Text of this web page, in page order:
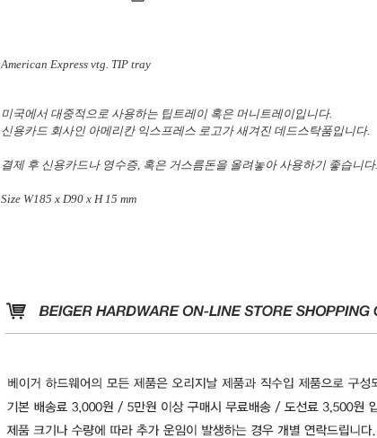
American Express vtg. TIP tray
미국에서 대중적으로 사용하는 팁트레이 혹은 머니트레이입니다.
신용카드 회사인 아메리칸 익스프레스 로고가 새겨진 데드스탁품입니다.
결제 후 신용카드나 영수증, 혹은 거스름돈을 올려놓아 사용하기 좋습니다.
Size W185 x D90 x H 15 mm